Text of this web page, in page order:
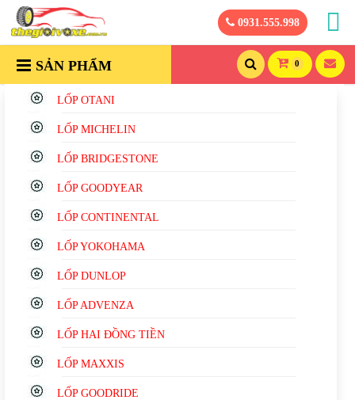
0931.555.998
SẢN PHẨM 0
LỐP OTANI
LỐP MICHELIN
LỐP BRIDGESTONE
LỐP GOODYEAR
LỐP CONTINENTAL
LỐP YOKOHAMA
LỐP DUNLOP
LỐP ADVENZA
LỐP HAI ĐỒNG TIỀN
LỐP MAXXIS
LỐP GOODRIDE